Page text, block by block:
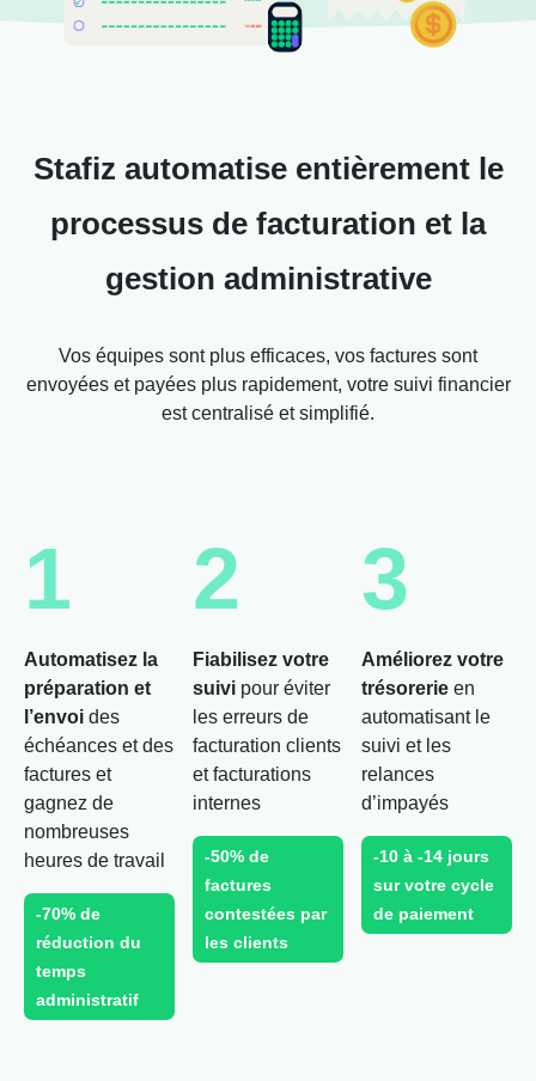
Stafiz automatise entièrement le
processus de facturation et la
gestion administrative
Vos équipes sont plus efficaces, vos factures sont
envoyées et payées plus rapidement, votre suivi financier
est centralisé et simplifié.
1
Automatisez la
préparation et
l’envoi des
échéances et des
factures et
gagnez de
nombreuses
heures de travail
-70% de
réduction du
temps
administratif
2
Fiabilisez votre
suivi pour éviter
les erreurs de
facturation clients
et facturations
internes
-50% de
factures
contestées par
les clients
3
Améliorez votre
trésorerie en
automatisant le
suivi et les
relances
d’impayés
-10 à -14 jours
sur votre cycle
de paiement